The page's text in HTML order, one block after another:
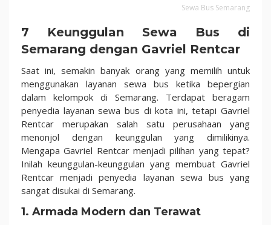
Sewa Bus Semarang
7 Keunggulan Sewa Bus di
Semarang dengan Gavriel Rentcar
Saat ini, semakin banyak orang yang memilih untuk
menggunakan layanan sewa bus ketika bepergian
dalam kelompok di Semarang. Terdapat beragam
penyedia layanan sewa bus di kota ini, tetapi Gavriel
Rentcar merupakan salah satu perusahaan yang
menonjol dengan keunggulan yang dimilikinya.
Mengapa Gavriel Rentcar menjadi pilihan yang tepat?
Inilah keunggulan-keunggulan yang membuat Gavriel
Rentcar menjadi penyedia layanan sewa bus yang
sangat disukai di Semarang.
1. Armada Modern dan Terawat